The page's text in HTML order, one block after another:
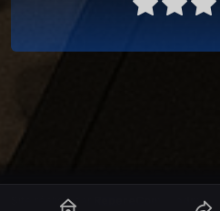
Site réalisé par